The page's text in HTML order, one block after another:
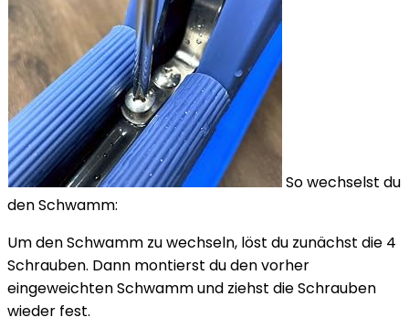
So wechselst du
den Schwamm:
Um den Schwamm zu wechseln, löst du zunächst die 4
Schrauben. Dann montierst du den vorher
eingeweichten Schwamm und ziehst die Schrauben
wieder fest.